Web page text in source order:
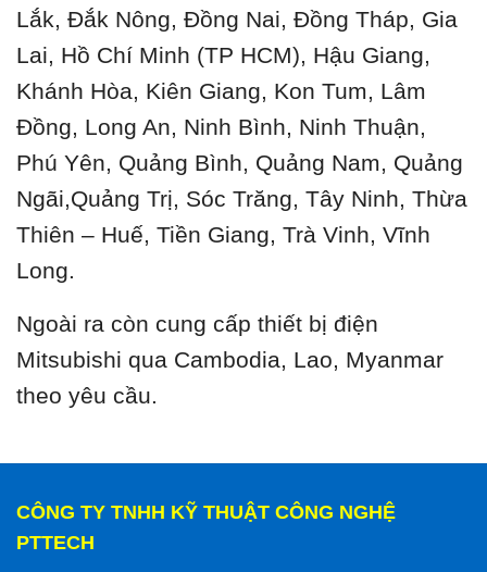
Lắk, Đắk Nông, Đồng Nai, Đồng Tháp, Gia
Lai, Hồ Chí Minh (TP HCM), Hậu Giang,
Khánh Hòa, Kiên Giang, Kon Tum, Lâm
Đồng, Long An, Ninh Bình, Ninh Thuận,
Phú Yên, Quảng Bình, Quảng Nam, Quảng
Ngãi,Quảng Trị, Sóc Trăng, Tây Ninh, Thừa
Thiên – Huế, Tiền Giang, Trà Vinh, Vĩnh
Long.
Ngoài ra còn cung cấp thiết bị điện
Mitsubishi qua Cambodia, Lao, Myanmar
theo yêu cầu.
CÔNG TY TNHH KỸ THUẬT CÔNG NGHỆ
PTTECH